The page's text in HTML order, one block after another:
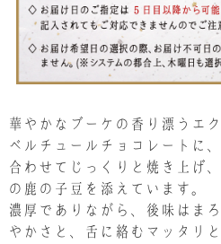
華やかなブーケの香り漂うエ
ベルチュールチョコレートに
合わせてじっくりと焼き上げ
の鹿の子豆を添えています。
濃厚でありながら、後味はま
やかさと、舌に絡むマッタリと